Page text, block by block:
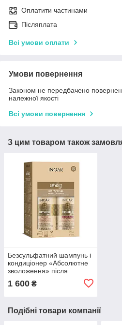
Оплатити частинами
Післяплата
Всі умови оплати
Умови повернення
Законом не передбачено
належної якості
Всі умови повернення
З цим товаром також
Безсульфатний шампунь і
кондиціонер «Абсолютне
зволоження» після
Day Moist, 2х250 ml
1 600 ₴
Подібні товари компанії